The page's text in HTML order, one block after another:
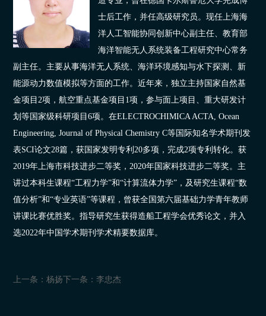
士后工作，并任高级研究员。现任上海海
洋人工智能协同创新中心副主任、教育部
海洋智能无人系统装备工程研究中心常务
副主任。主要从事海洋无人系统、海洋环境感知与水下探测、新
能源动力数值模拟等方面的工作。近年来，独立主持国家自然基
金项目2项，航空重点基金项目1项，参与面上项目、重大研发计
划等国家级科研项目6项。在ELECTROCHIMICA ACTA, Ocean
Engineering, Journal of Physical Chemistry C等国际知名学术期刊发
表SCI论文28篇，获国家发明专利20多项，完成2项专利转化。获
2019年上海市科技进步二等奖，2020年国家科技进步二等奖。主
讲过本科生课程“工程力学”和“计算流体力学”，及研究生课程“数
值分析”和“专业英语”等课程，曾获全国第六届基础力学青年教师
讲课比赛优胜奖。指导研究生获得造船工程学会优秀论文，并入
选2022年中国学术期刊学术精要数据库。
上一条：杨扬下一条：李忠杰